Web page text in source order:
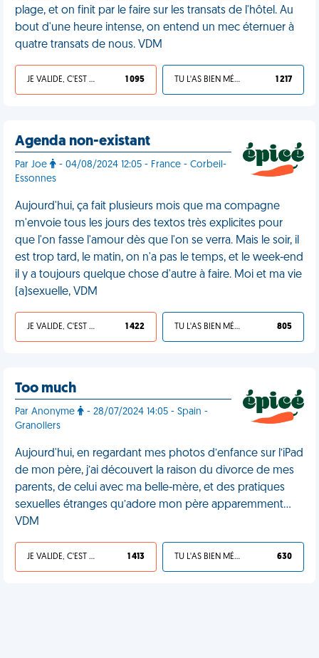
plage, et on finit par le faire sur les transats de l'hôtel. Au
bout d'une heure intense, on entend un mec éternuer à
quatre transats de nous. VDM
JE VALIDE, C'EST UNE VDM 1 095 TU L'AS BIEN MÉRITÉ 1 217
Agenda non-existant
Par Joe
- 04/08/2024 12:05 - France - Corbeil-
Essonnes
Aujourd'hui, ça fait plusieurs mois que ma compagne
m'envoie tous les jours des textos très explicites pour
que l'on fasse l'amour dès que l'on se verra. Mais le soir, il
est trop tard, le matin, on n'a pas le temps, et le week-end
il y a toujours quelque chose d'autre à faire. Moi et ma vie
(a)sexuelle, VDM
JE VALIDE, C'EST UNE VDM 1 422 TU L'AS BIEN MÉRITÉ 805
Too much
Par Anonyme
- 28/07/2024 14:05 - Spain -
Granollers
Aujourd'hui, en regardant mes photos d’enfance sur l’iPad
de mon père, j’ai découvert la raison du divorce de mes
parents, de celui avec ma belle-mère, et des pratiques
sexuelles étranges qu’adore mon père apparemment…
VDM
JE VALIDE, C'EST UNE VDM 1 413 TU L'AS BIEN MÉRITÉ 630